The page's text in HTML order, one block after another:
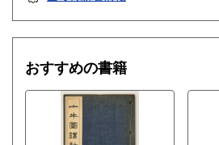
おすすめの書籍